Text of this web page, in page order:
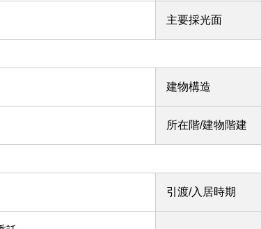
主要採光面
建物構造
所在階/建物階建
引渡/入居時期